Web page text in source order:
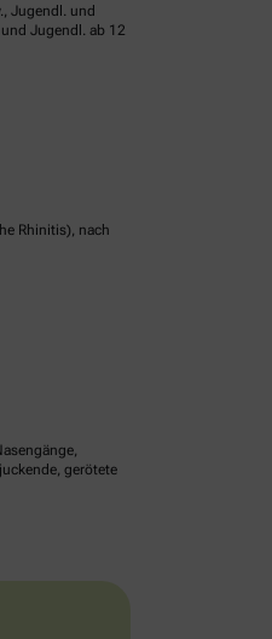
Jugendl. und
Jugendl. ab 12
Rhinitis), nach
gerötete